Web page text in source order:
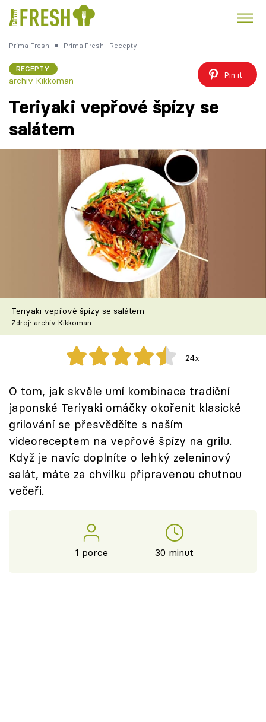
Česká kuchyně
Témata
Recepty
TV Program
Škola vaření
Recepty z TV
Speciál: Cuketa
Těhotnej kuchař
Sledujte prima+
Přihlášení
Sledujte nás
Prima Fresh ■ Prima Fresh Recepty
RECEPTY
archiv Kikkoman
Pin it
Teriyaki vepřové špízy se
salátem
Teriyaki vepřové špízy se salátem
Zdroj: archiv Kikkoman
24x
O tom, jak skvěle umí kombinace tradiční
japonské Teriyaki omáčky okořenit klasické
grilování se přesvědčíte s naším
videoreceptem na vepřové špízy na grilu.
Když je navíc doplníte o lehký zeleninový
salát, máte za chvilku připravenou chutnou
večeři.
1 porce 30 minut